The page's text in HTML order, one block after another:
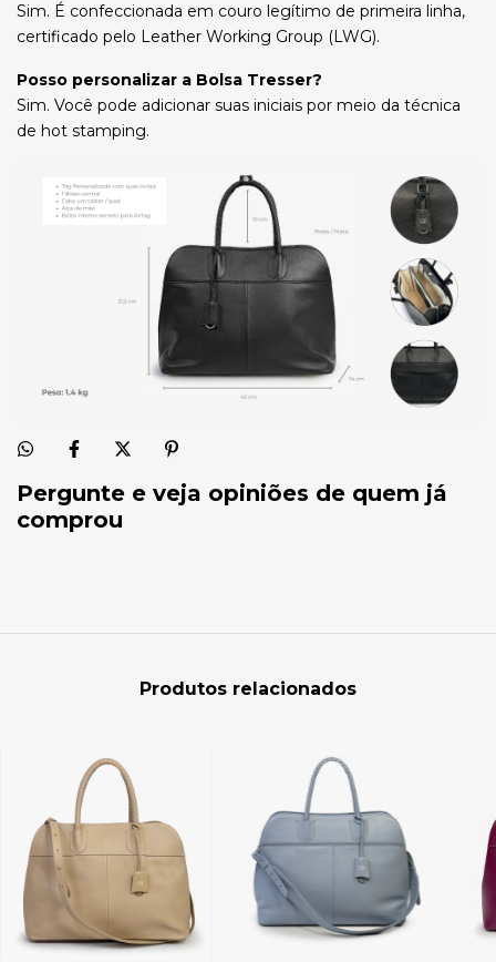
Sim. É confeccionada em couro legítimo de primeira linha,
certificado pelo Leather Working Group (LWG).
Posso personalizar a Bolsa Tresser?
Sim. Você pode adicionar suas iniciais por meio da técnica
de hot stamping.
Pergunte e veja opiniões de quem já
comprou
Produtos relacionados